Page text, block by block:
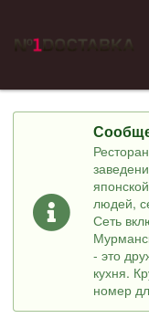
людей,
Сеть
- это
кухня.
номер